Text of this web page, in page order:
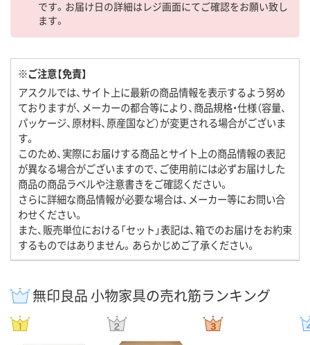
です。お届け日の詳細はレジ画面にてご確認をお願い致し
ます。
※ご注意【免責】
アスクルでは、サイト上に最新の商品情報を表示するよう努め
ておりますが、メーカーの都合等により、商品規格・仕様（容量、
パッケージ、原材料、原産国など）が変更される場合がございま
す。
このため、実際にお届けする商品とサイト上の商品情報の表記
が異なる場合がございますので、ご使用前には必ずお届けした
商品の商品ラベルや注意書きをご確認ください。
さらに詳細な商品情報が必要な場合は、メーカー等にお問い合
わせください。
また、販売単位における「セット」表記は、箱でのお届けをお約束
するものではありません。あらかじめご了承ください。
無印良品 小物家具の売れ筋ランキング